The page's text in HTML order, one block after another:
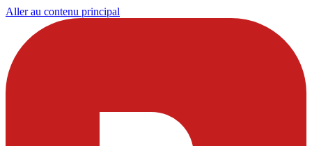
Aller au contenu principal